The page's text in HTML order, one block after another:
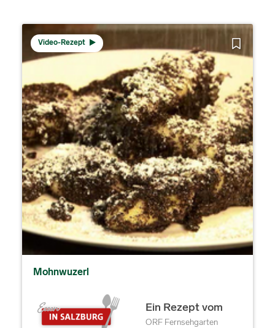
Video-Rezept
Mohnwuzerl
Ein Rezept vom
ORF Fernsehgarten